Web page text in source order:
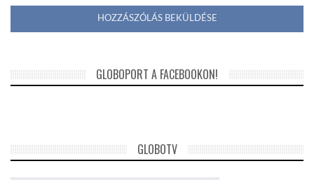
GLOBOPORT A FACEBOOKON!
GLOBOTV